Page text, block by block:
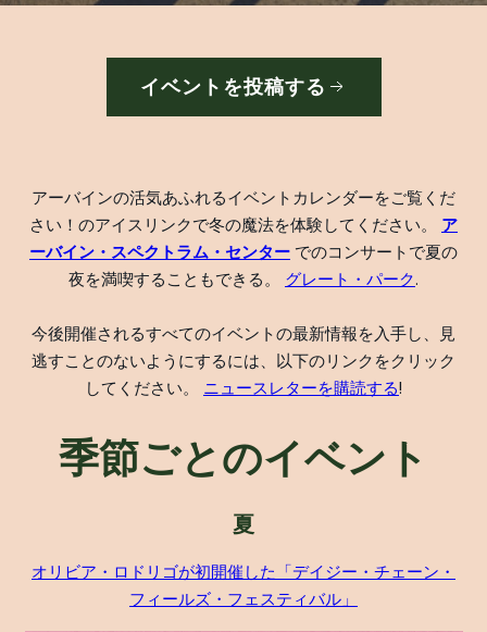
イベントを投稿する
アーバインの活気あふれるイベントカレンダーをご覧くだ
さい！のアイスリンクで冬の魔法を体験してください。 ア
ーバイン・スペクトラム・センター でのコンサートで夏の
夜を満喫することもできる。 グレート・パーク.
今後開催されるすべてのイベントの最新情報を入手し、見
逃すことのないようにするには、以下のリンクをクリック
してください。 ニュースレターを購読する!
季節ごとのイベント
夏
オリビア・ロドリゴが初開催した「デイジー・チェーン・
フィールズ・フェスティバル」